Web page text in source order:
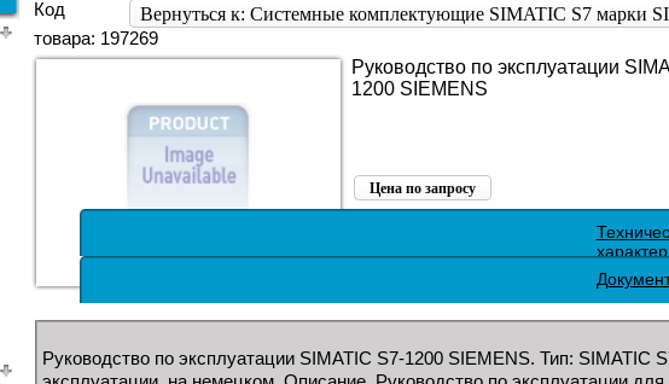
Вернуться к: Системные комплектующие SIMATIC S7 марки
Код
товара: 197269
Руководство по эксплуатации
1200 SIEMENS
Цена по запросу
Руководство по эксплуатации SIMATIC S7-1200 SIEMENS. Тип: SIMATIC